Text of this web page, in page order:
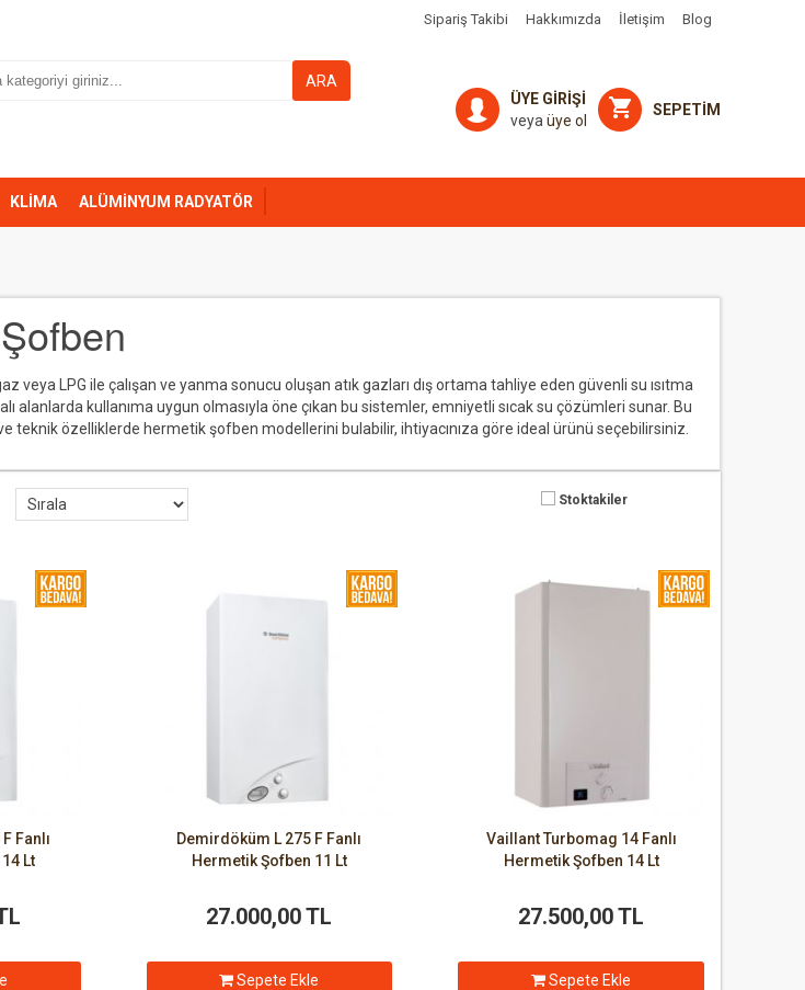
Sipariş Takibi Hakkımızda İletişim Blog
ARA
ÜYE GİRİŞİ
veya üye ol
SEPETİM
KLİMA ALÜMİNYUM RADYATÖR
veya LPG ile çalışan ve yanma sonucu oluşan atık gazları dış ortama tahliye eden güvenli su ısıtma
alanlarda kullanıma uygun olmasıyla öne çıkan bu sistemler, emniyetli sıcak su çözümleri sunar. Bu
teknik özelliklerde hermetik şofben modellerini bulabilir, ihtiyacınıza göre ideal ürünü seçebilirsiniz.
Stoktakiler
Fanlı
Lt
Demirdöküm L 275 F Fanlı
Hermetik Şofben 11 Lt
27.000,00 TL
Sepete Ekle
Vaillant Turbomag 14 Fanlı
Hermetik Şofben 14 Lt
27.500,00 TL
Sepete Ekle